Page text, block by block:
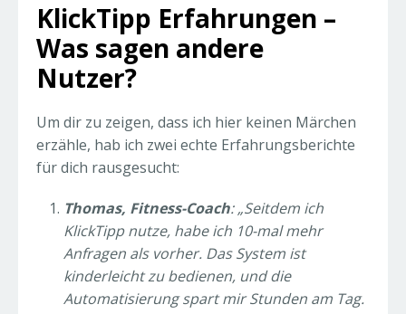
KlickTipp Erfahrungen –
Was sagen andere
Nutzer?
Um dir zu zeigen, dass ich hier keinen Märchen
erzähle, hab ich zwei echte Erfahrungsberichte
für dich rausgesucht:
Thomas, Fitness-Coach: „Seitdem ich
KlickTipp nutze, habe ich 10-mal mehr
Anfragen als vorher. Das System ist
kinderleicht zu bedienen, und die
Automatisierung spart mir Stunden am Tag.